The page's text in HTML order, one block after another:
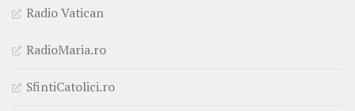
Radio Vatican
RadioMaria.ro
SfintiCatolici.ro